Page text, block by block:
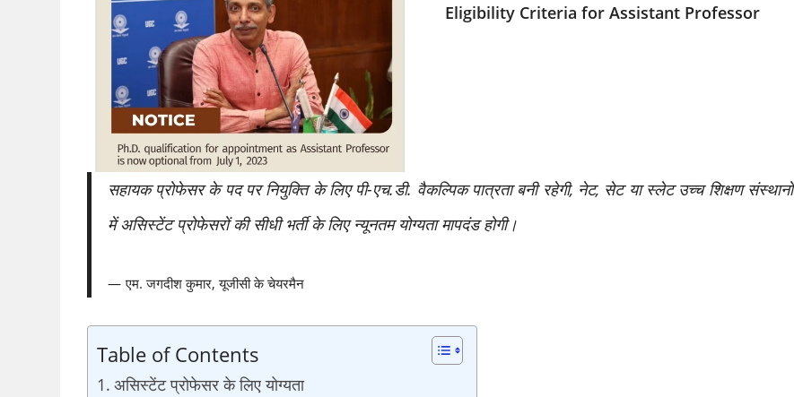
Eligibility Criteria for Assistant Professor
सहायक प्रोफेसर के पद पर नियुक्ति के लिए पी-एच.डी. वैकल्पिक पात्रता बनी रहेगी, नेट, सेट या स्लेट उच्च शिक्षण संस्थानों
में असिस्टेंट प्रोफेसरों की सीधी भर्ती के लिए न्यूनतम योग्यता मापदंड होगी।
एम. जगदीश कुमार, यूजीसी के चेयरमैन
Table of Contents
असिस्टेंट प्रोफेसर के लिए योग्यता